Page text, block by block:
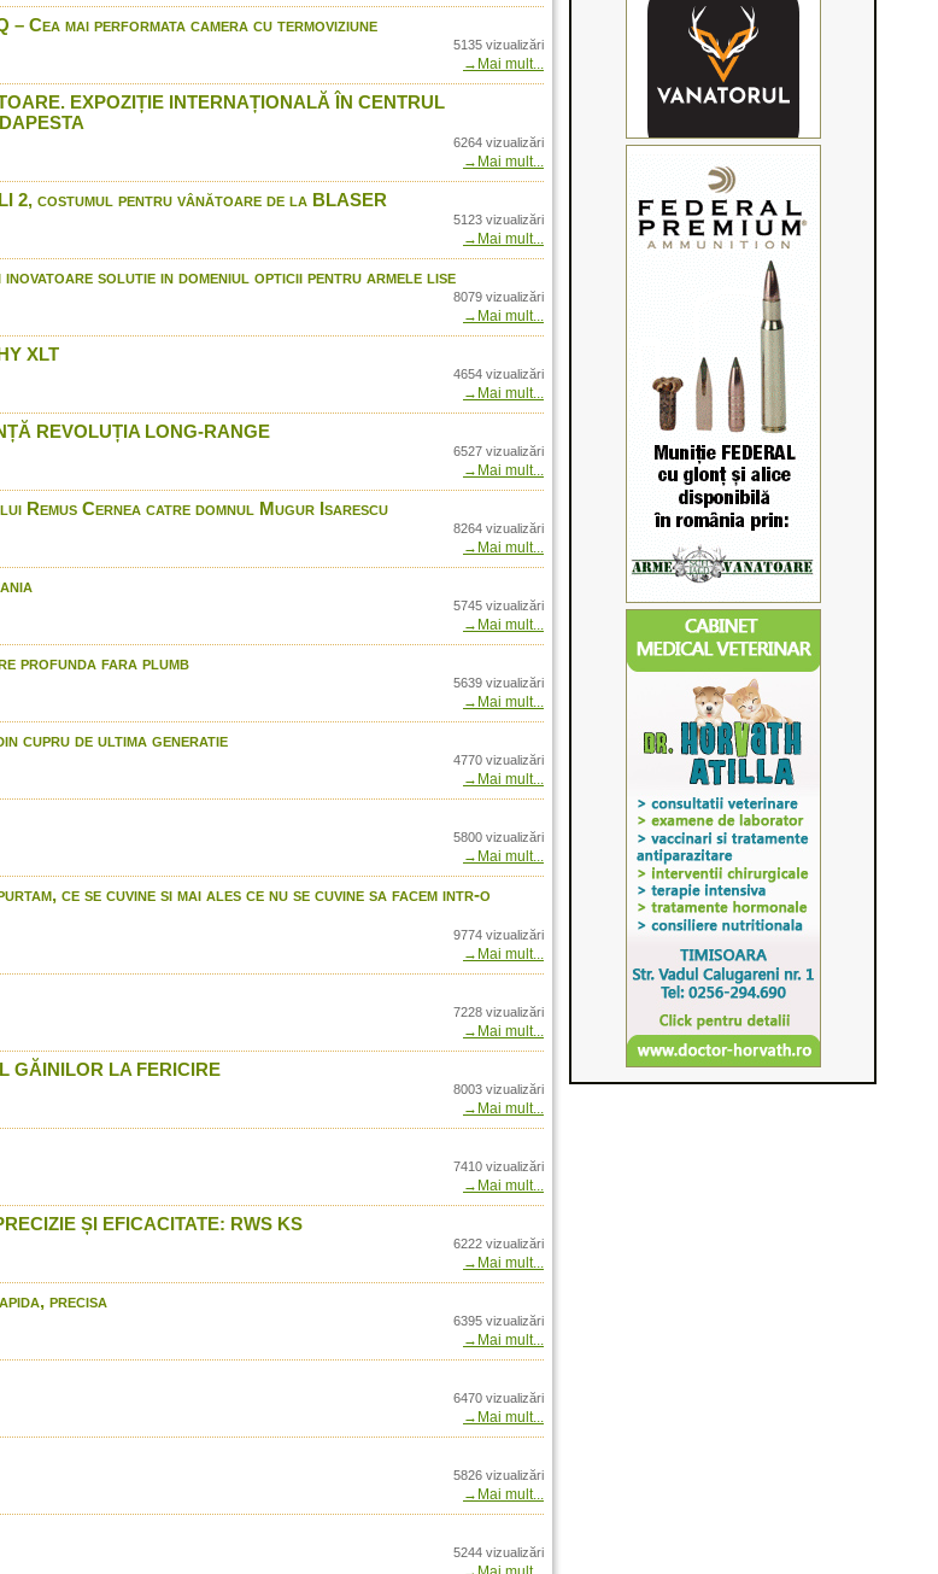
International
Proiectil unic monolit DDuplex
Semiautomata Browning Maxus -Detalii
Gamo Bull Whisper Extreme prin Arrow
International
Raffaello Promo ITA prin Arrow International
ahti Jakt - Costumul Camo in Romania prin
Arrow International
Cine suntem si de ce vanam!
Browning Dirty Bird Waterfowl Clothing
Zeiss VICTORY V8 in Romania prin Arrow
International
Blaser R8 - descoperiti secretul versatilitatii
Browning X BOLT SF - noutate tenica 2014
Led Lenser Seria SEO - lanterne pentru oamenii
activi.
Munitia Winchester noi produse pentru sezonul
Bushnnell Trophy cam- in Romania prin Arrow
Benelli Rafaello Power Bore- in Romania prin
Browning X Bolt - In Romania prin Arrow
Jahti Jakt bocanci Supreme in Romania doar
prin Arrow International
Bushnell Trophy XLT Series in Romania prin
DDupleks - Test comparativ penetrare Monolit
Blaser F3- in Romania prin Arrow International
Browning A5 - Conceptul Total Barrel Dynamics
Stoeger Model 2000 - In Romania doar prin
Cea mai performata camera cu termoviziune
5135 vizualizări
→Mai mult...
EXPOZIȚIE INTERNAȚIONALĂ ÎN CENTRUL
6264 vizualizări
→Mai mult...
2, costumul pentru vânătoare de la BLASER
5123 vizualizări
→Mai mult...
inovatoare solutie in domeniul opticii pentru armele lise
8079 vizualizări
→Mai mult...
XLT
4654 vizualizări
→Mai mult...
REVOLUȚIA LONG-RANGE
6527 vizualizări
→Mai mult...
Remus Cernea catre domnul Mugur Isarescu
8264 vizualizări
→Mai mult...
5745 vizualizări
→Mai mult...
profunda fara plumb
5639 vizualizări
→Mai mult...
cupru de ultima generatie
4770 vizualizări
→Mai mult...
5800 vizualizări
→Mai mult...
ce se cuvine si mai ales ce nu se cuvine sa facem intr-o
9774 vizualizări
→Mai mult...
7228 vizualizări
→Mai mult...
GĂINILOR LA FERICIRE
8003 vizualizări
→Mai mult...
7410 vizualizări
→Mai mult...
ȘI EFICACITATE: RWS KS
6222 vizualizări
→Mai mult...
precisa
6395 vizualizări
→Mai mult...
6470 vizualizări
→Mai mult...
5826 vizualizări
→Mai mult...
5244 vizualizări